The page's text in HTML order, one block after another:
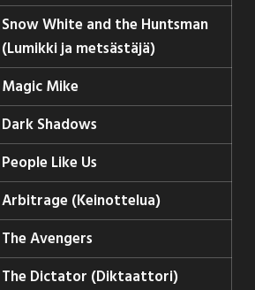
Snow White and the Huntsman
(Lumikki ja metsästäjä)
Magic Mike
Dark Shadows
People Like Us
Arbitrage (Keinottelua)
The Avengers
The Dictator (Diktaattori)